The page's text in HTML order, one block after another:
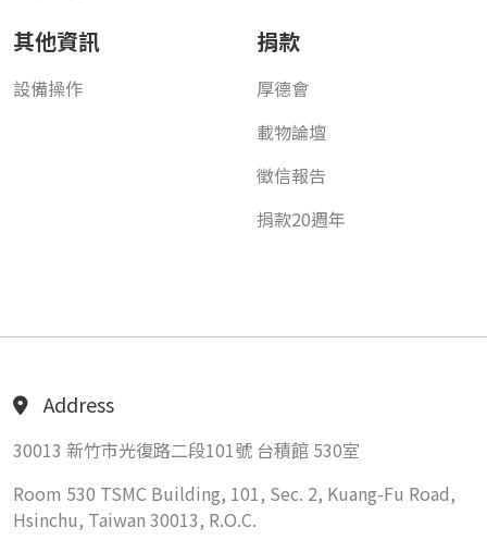
其他資訊
設備操作
捐款
厚德會
載物論壇
徵信報告
捐款20週年
Address
30013 新竹市光復路二段101號 台積館 530室
Room 530 TSMC Building, 101, Sec. 2, Kuang-Fu Road,
Hsinchu, Taiwan 30013, R.O.C.